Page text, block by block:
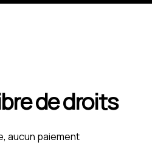
de droits
aucun paiement